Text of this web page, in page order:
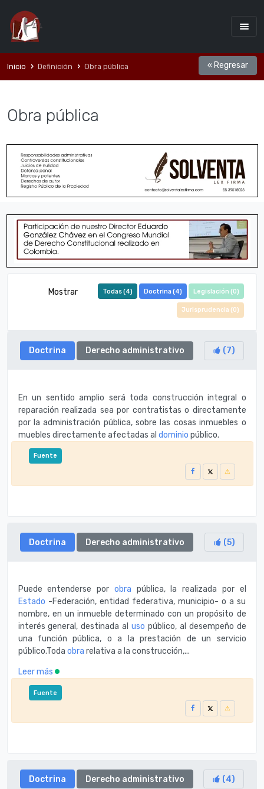
Inicio Definición Obra pública « Regresar
Obra pública
Mostrar Todas (4) Doctrina (4) Legislación (0)
Jurisprudencia (0)
Doctrina Derecho administrativo (7)
En un sentido amplio será toda construcción integral o
reparación realizada sea por contratistas o directamente
por la administración pública, sobre las cosas inmuebles o
muebles directamente afectadas al dominio público.
Fuente
Doctrina Derecho administrativo (5)
Puede entenderse por obra pública, la realizada por el
Estado -Federación, entidad federativa, municipio- o a su
nombre, en un inmueble determinado con un propósito de
interés general, destinada al uso público, al desempeño de
una función pública, o a la prestación de un servicio
público.Toda obra relativa a la construcción,...
Leer más
Fuente
Doctrina Derecho administrativo (4)